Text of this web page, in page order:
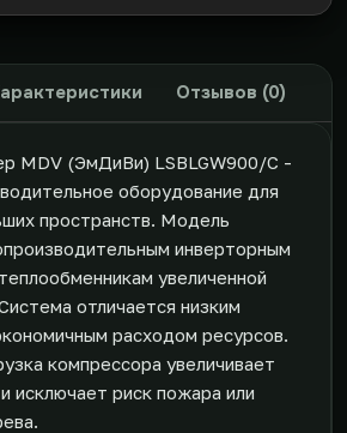
Отзывов (0)
MDV (ЭмДиВи) LSBLGW900/C -
оборудование для
пространств. Модель
инверторным
увеличенной
отличается низким
расходом ресурсов.
компрессора увеличивает
исключает риск пожара или